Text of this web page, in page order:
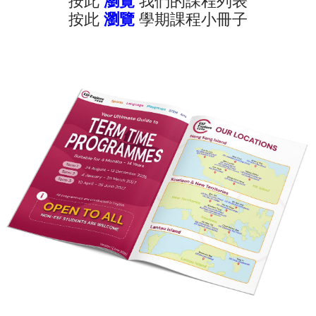
按此 瀏覽 學期課程小冊子
提供各種適合所有學齡的課程。 除體育課程和語言學習外，我
STEM 和遊戲小組課程。
擊“了解更多”查看我們的學期表。
按堂數比例收費，隨時加入吧！